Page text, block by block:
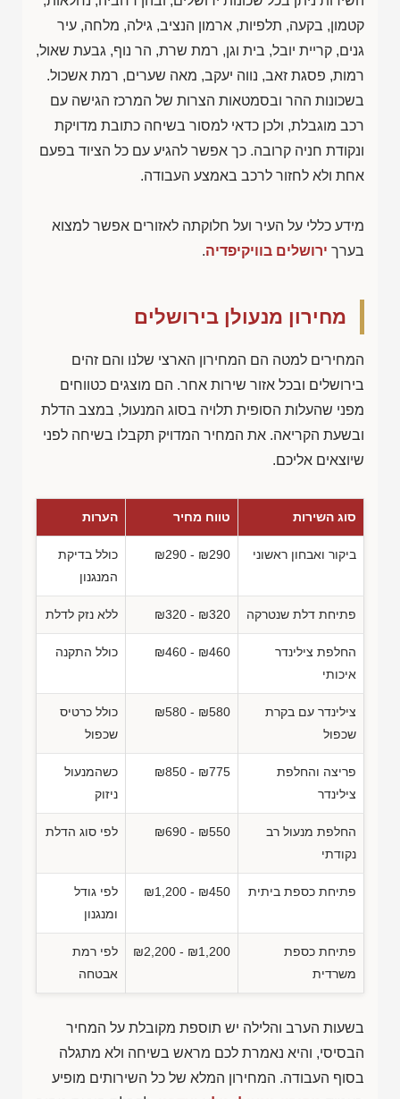
קטמון, בקעה, תלפיות, ארמון הנציב, גילה, מלחה, עיר
גנים, קריית יובל, בית וגן, רמת שרת, הר נוף, גבעת שאול,
רמות, פסגת זאב, נווה יעקב, מאה שערים, רמת אשכול.
בשכונות ההר ובסמטאות הצרות של המרכז הגישה עם
רכב מוגבלת, ולכן כדאי למסור בשיחה כתובת מדויקת
ונקודת חניה קרובה. כך אפשר להגיע עם כל הציוד בפעם
אחת ולא לחזור לרכב באמצע העבודה.
מידע כללי על העיר ועל חלוקתה לאזורים אפשר למצוא
בערך ירושלים בוויקיפדיה.
מחירון מנעולן בירושלים
המחירים למטה הם המחירון הארצי שלנו והם זהים
בירושלים ובכל אזור שירות אחר. הם מוצגים כטווחים
מפני שהעלות הסופית תלויה בסוג המנעול, במצב הדלת
ובשעת הקריאה. את המחיר המדויק תקבלו בשיחה לפני
שיוצאים אליכם.
סוג השירות טווח מחיר הערות
ביקור ואבחון ראשוני ₪290 - ₪290
כולל בדיקת
המנגנון
פתיחת דלת שנטרקה ₪320 - ₪320 ללא נזק לדלת
החלפת צילינדר
איכותי
₪460 - ₪460 כולל התקנה
צילינדר עם בקרת
שכפול
₪580 - ₪580
כולל כרטיס
שכפול
פריצה והחלפת
צילינדר
₪850 - ₪775
כשהמנעול
ניזוק
החלפת מנעול רב
נקודתי
₪690 - ₪550 לפי סוג הדלת
פתיחת כספת ביתית ₪1,200 - ₪450
לפי גודל
ומנגנון
פתיחת כספת
משרדית
₪2,200 - ₪1,200
לפי רמת
אבטחה
בשעות הערב והלילה יש תוספת מקובלת על המחיר
הבסיסי, והיא נאמרת לכם מראש בשיחה ולא מתגלה
בסוף העבודה. המחירון המלא של כל השירותים מופיע